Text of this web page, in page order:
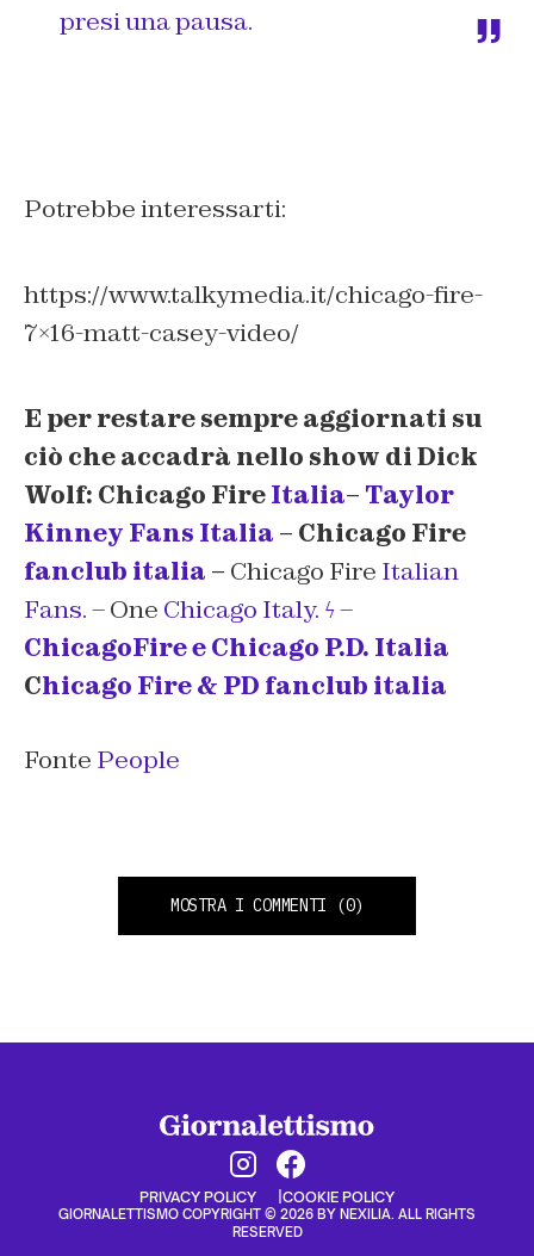
presi una pausa.
Potrebbe interessarti:
https://www.talkymedia.it/chicago-fire-
7×16-matt-casey-video/
E per restare sempre aggiornati su
ciò che accadrà nello show di Dick
Wolf: Chicago FireItalia– Taylor
Kinney Fans Italia – Chicago Fire
fanclub italia – Chicago Fire Italian
Fans.– One Chicago Italy. ϟ–
ChicagoFire e Chicago P.D. Italia
Chicago Fire & PD fanclub italia
Fonte People
MOSTRA I COMMENTI (0)
PRIVACY POLICY COOKIE POLICY
GIORNALETTISMO COPYRIGHT © 2026 BY NEXILIA. ALL RIGHTS
RESERVED